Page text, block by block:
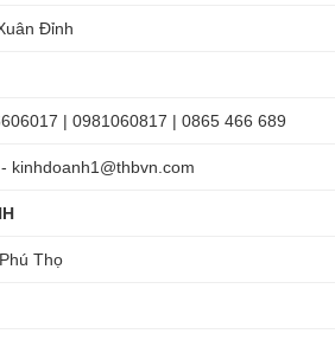
đa sai số khi đo, Hioki DT4356 sử
đo đạt độ chính xác gần như tuyệt
công việc của bạn được giải quyết
Đỉnh
| 0981060817 | 0865 466 689
kinhdoanh1@thbvn.com
Thọ